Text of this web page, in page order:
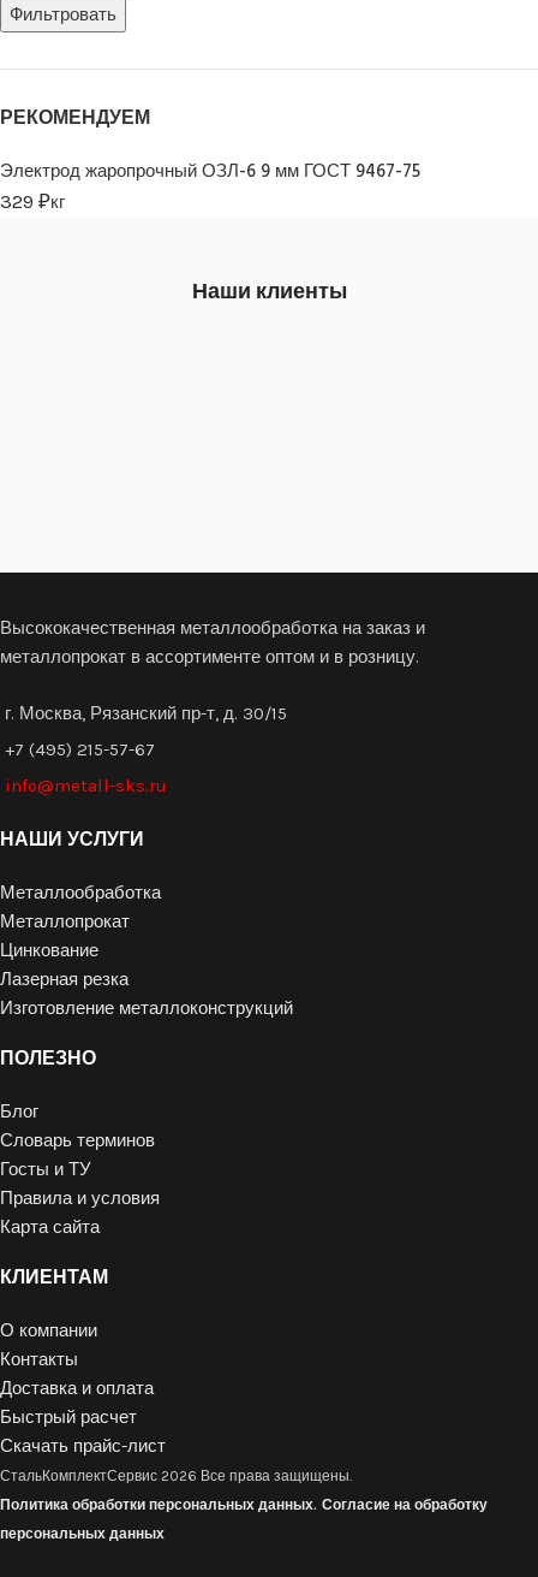
Фильтровать
РЕКОМЕНДУЕМ
Электрод жаропрочный ОЗЛ-6 9 мм ГОСТ 9467-75
329 ₽кг
Наши клиенты
Высококачественная металлообработка на заказ и
металлопрокат в ассортименте оптом и в розницу.
г. Москва, Рязанский пр-т, д. 30/15
+7 (495) 215-57-67
info@metall-sks.ru
НАШИ УСЛУГИ
Металлообработка
Металлопрокат
Цинкование
Лазерная резка
Изготовление металлоконструкций
ПОЛЕЗНО
Блог
Словарь терминов
Госты и ТУ
Правила и условия
Карта сайта
КЛИЕНТАМ
О компании
Контакты
Доставка и оплата
Быстрый расчет
Скачать прайс-лист
СтальКомплектСервис 2026 Все права защищены.
Политика обработки персональных данных. Согласие на обработку
персональных данных